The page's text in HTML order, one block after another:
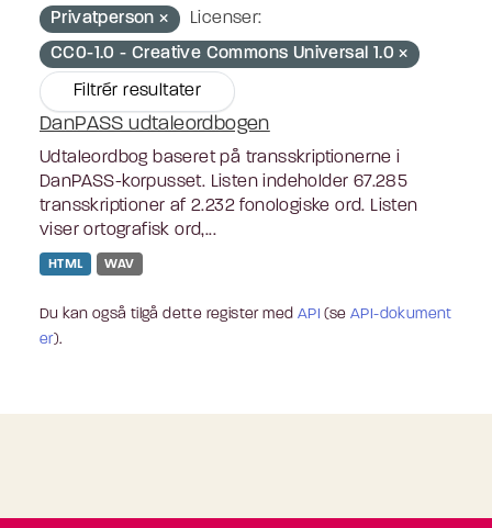
Privatperson
Licenser:
CC0-1.0 - Creative Commons Universal 1.0
Filtrér resultater
DanPASS udtaleordbogen
Udtaleordbog baseret på transskriptionerne i
DanPASS-korpusset. Listen indeholder 67.285
transskriptioner af 2.232 fonologiske ord. Listen
viser ortografisk ord,...
HTML WAV
Du kan også tilgå dette register med API (seAPI-dokument
er).